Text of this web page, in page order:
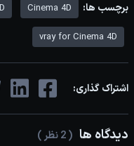
برچسب ها: Cinema 4D
vray for Cinema 4D
اشتراک گذاری:
دیدگاه ها ( 2 نظر )